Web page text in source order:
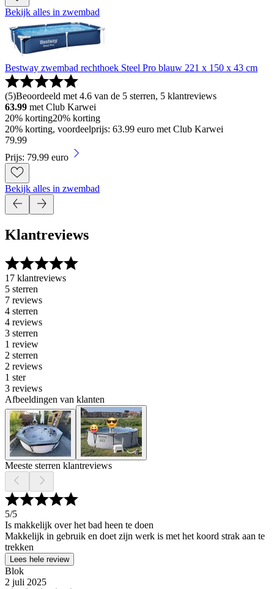
Bekijk alles in zwembad
Bestway zwembad rechthoek Steel Pro blauw 221 x 150 x 43 cm
(5)Beoordeeld met 4.6 van de 5 sterren, 5 klantreviews
63.99 met Club Karwei
20% korting20% korting
20% korting, voordeelprijs: 63.99 euro met Club Karwei
79.99
Prijs: 79.99 euro
Bekijk alles in zwembad
Klantreviews
17 klantreviews
5 sterren
7 reviews
4 sterren
4 reviews
3 sterren
1 review
2 sterren
2 reviews
1 ster
3 reviews
Afbeeldingen van klanten
Meeste sterren klantreviews
5/5
Is makkelijk over het bad heen te doen
Makkelijk in gebruik en doet zijn werk is met het koord strak aan te
trekken
Lees hele review
Blok
2 juli 2025